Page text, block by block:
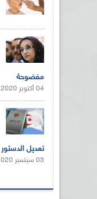
مفضوحة
04 أكتوبر 2020 |
تعديل الدستور
03 سبتمبر 2020 |